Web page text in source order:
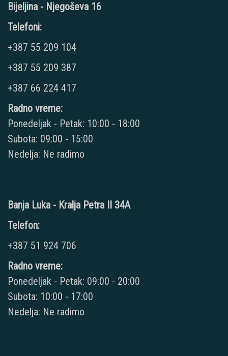
Bijeljina - Njegoševa 16
Telefoni:
+387 55 209 104
+387 55 209 387
+387 66 224 417
Radno vreme:
Ponedeljak - Petak: 10:00 - 18:00
Subota: 09:00 - 15:00
Nedelja: Ne radimo
Banja Luka - Kralja Petra II 34A
Telefon:
+387 51 924 706
Radno vreme:
Ponedeljak - Petak: 09:00 - 20:00
Subota: 10:00 - 17:00
Nedelja: Ne radimo